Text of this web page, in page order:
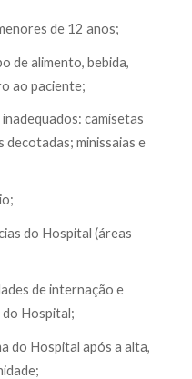
de 12 anos;
de alimento, bebida,
ao paciente;
camisetas
minissaias e
do Hospital (áreas
de internação e
do Hospital;
do Hospital após a alta,